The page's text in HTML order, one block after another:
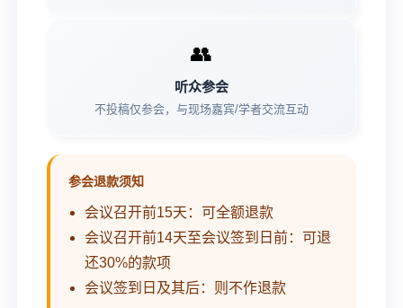
👥
听众参会
不投稿仅参会，与现场嘉宾/学者交流互动
参会退款须知
会议召开前15天：可全额退款
会议召开前14天至会议签到日前：可退
还30%的款项
会议签到日及其后：则不作退款